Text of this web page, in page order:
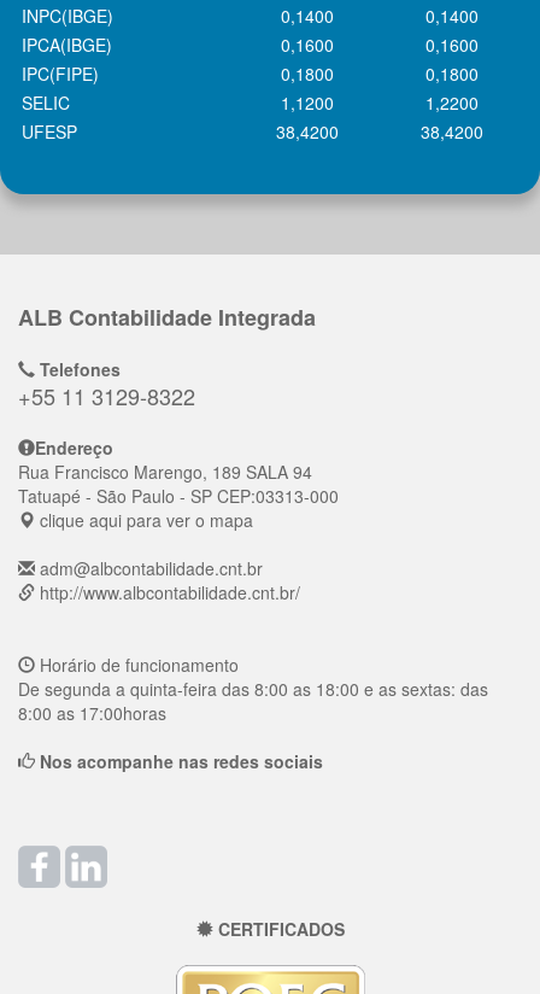
INPC(IBGE)
0,1400
0,1400
IPCA(IBGE)
0,1600
0,1600
IPC(FIPE)
0,1800
0,1800
SELIC
1,1200
1,2200
UFESP
38,4200 38,4200
ALB Contabilidade Integrada
Telefones
+55 11 3129-8322
Endereço
Rua Francisco Marengo, 189 SALA 94
Tatuapé - São Paulo - SP CEP:03313-000
clique aqui para ver o mapa
adm@albcontabilidade.cnt.br
http://www.albcontabilidade.cnt.br/
Horário de funcionamento
De segunda a quinta-feira das 8:00 as 18:00 e as sextas: das
8:00 as 17:00horas
Nos acompanhe nas redes sociais
CERTIFICADOS